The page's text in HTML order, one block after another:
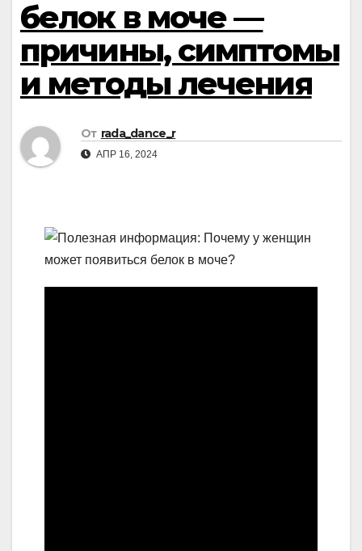
белок в моче —
причины, симптомы
и методы лечения
От rada_dance_r
АПР 16, 2024